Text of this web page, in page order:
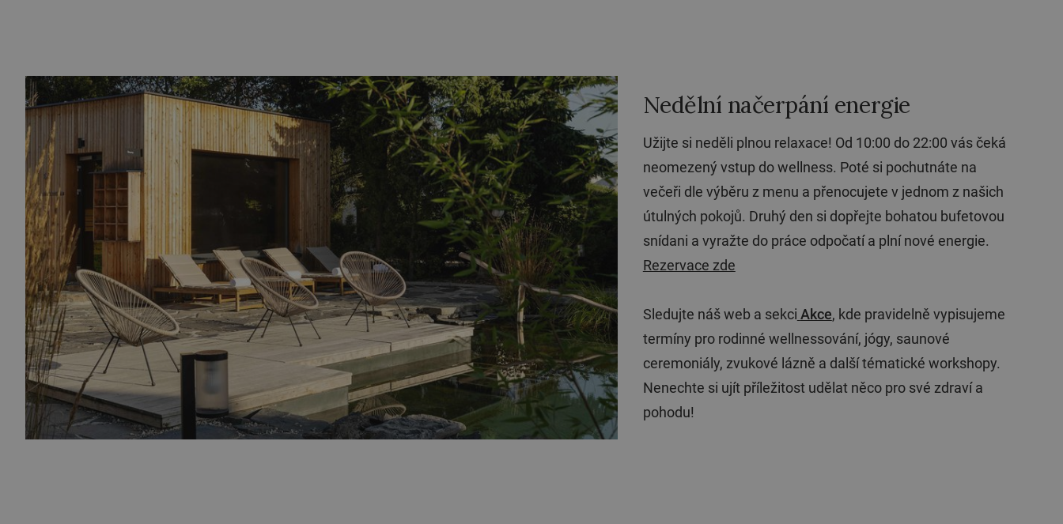
Nedělní načerpání energie
Užijte si neděli plnou relaxace! Od 10:00 do 22:00 vás čeká
neomezený vstup do wellness. Poté si pochutnáte na
večeři dle výběru z menu a přenocujete v jednom z našich
útulných pokojů. Druhý den si dopřejte bohatou bufetovou
snídani a vyražte do práce odpočatí a plní nové energie.
Rezervace zde
Sledujte náš web a sekci Akce, kde pravidelně vypisujeme
termíny pro rodinné wellnessování, jógy, saunové
ceremoniály, zvukové lázně a další tématické workshopy.
Nenechte si ujít příležitost udělat něco pro své zdraví a
pohodu!